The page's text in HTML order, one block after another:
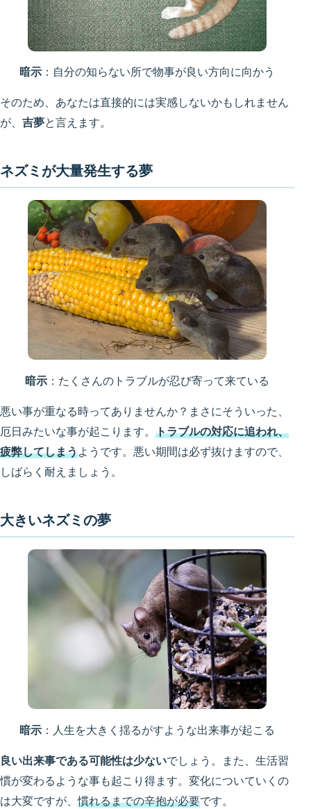
暗示 ：自分の知らない所で物事が良い方向に向かう
そのため、あなたは直接的には実感しないかもしれません
が、 吉夢と言えます。
ネズミが大量発生する夢
暗示 ：たくさんのトラブルが忍び寄って来ている
悪い事が重なる時ってありませんか？まさにそういった、
厄日みたいな事が起こります。 トラブルの対応に追われ、
疲弊してしまうようです。悪い期間は必ず抜けますので、
しばらく耐えましょう。
大きいネズミの夢
暗示 ：人生を大きく揺るがすような出来事が起こる
良い出来事である可能性は少ないでしょう。また、生活習
慣が変わるような事も起こり得ます。変化についていくの
は大変ですが、慣れるまでの辛抱が必要です。